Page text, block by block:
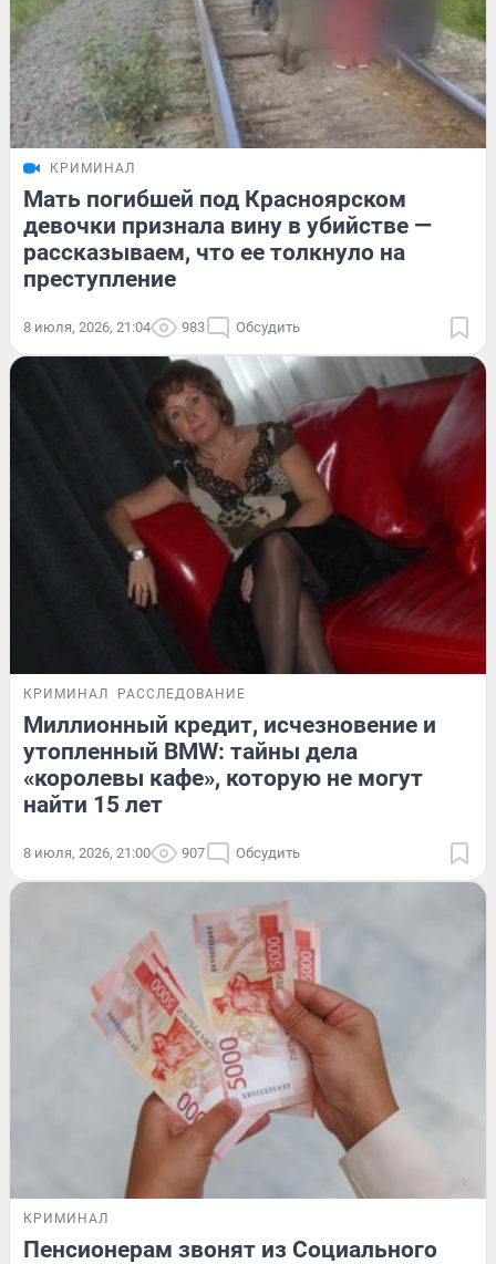
КРИМИНАЛ
Мать погибшей под Красноярском
девочки признала вину в убийстве —
рассказываем, что ее толкнуло на
преступление
8 июля, 2026, 21:04 983 Обсудить
КРИМИНАЛ РАССЛЕДОВАНИЕ
Миллионный кредит, исчезновение и
утопленный BMW: тайны дела
«королевы кафе», которую не могут
найти 15 лет
8 июля, 2026, 21:00 907 Обсудить
КРИМИНАЛ
Пенсионерам звонят из Социального